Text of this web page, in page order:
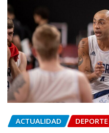
ACTUALIDAD DEPORTE